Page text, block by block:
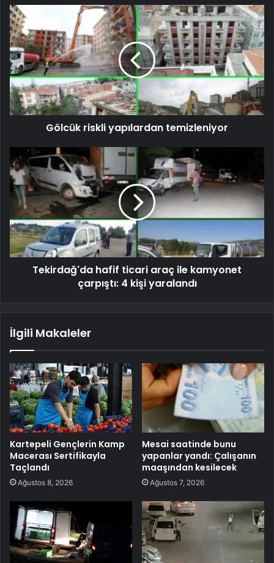
Gölcük riskli yapılardan temizleniyor
Tekirdağ'da hafif ticari araç ile kamyonet
çarpıştı: 4 kişi yaralandı
İlgili Makaleler
Kartepeli Gençlerin Kamp
Macerası Sertifikayla
Taçlandı
Ağustos 8, 2026
Mesai saatinde bunu
yapanlar yandı: Çalışanın
maaşından kesilecek
Ağustos 7, 2026